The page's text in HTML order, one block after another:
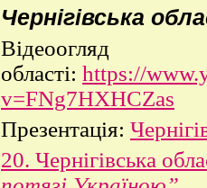
Чернігівська
Відеоогляд
області: https://
v=FNg7HXHCZas
Презентація:
20. Чернігівська